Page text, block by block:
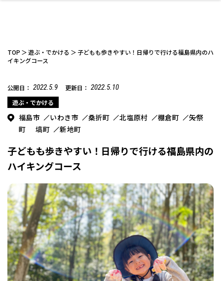
和食 わんぱく 福島ローカルグル
メ
温泉 体験 名所
フィットネス・や
せたい
鍼灸・整体・リラ
クゼーション
まつ毛サロン
ファッション
ドア
インテリア 食品・酒 生活を彩るモノ
保険 病院・クリニック ペット
趣味・スキルアッ
プ
保育園・こども園 子どもの習い事・
塾
ベーション
TOP 遊ぶ・でかける
子どもも歩きやすい！日帰りで行ける福島県内のハ
イキングコース
公開日： 2022.5.9 更新日： 2022.5.10
遊ぶ・でかける
福島市 いわき市 桑折町 北塩原村 棚倉町
矢祭
町
塙町 新地町
子どもも歩きやすい！日帰りで行ける福島県内の
ハイキングコース